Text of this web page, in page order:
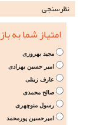
نظرسنجی
امتیاز شما به
مجید بهروزی
امیر حسین بهزادی
عارف زینلی
صالح محمدی
رسول منوچهری
امیرحسین پورمحمد